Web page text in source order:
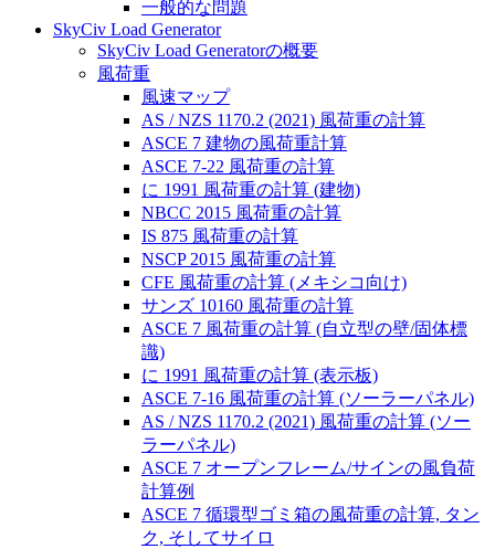
一般的な問題
SkyCiv Load Generator
SkyCiv Load Generatorの概要
風荷重
風速マップ
AS / NZS 1170.2 (2021) 風荷重の計算
ASCE 7 建物の風荷重計算
ASCE 7-22 風荷重の計算
に 1991 風荷重の計算 (建物)
NBCC 2015 風荷重の計算
IS 875 風荷重の計算
NSCP 2015 風荷重の計算
CFE 風荷重の計算 (メキシコ向け)
サンズ 10160 風荷重の計算
ASCE 7 風荷重の計算 (自立型の壁/固体標
識)
に 1991 風荷重の計算 (表示板)
ASCE 7-16 風荷重の計算 (ソーラーパネル)
AS / NZS 1170.2 (2021) 風荷重の計算 (ソー
ラーパネル)
ASCE 7 オープンフレーム/サインの風負荷
計算例
ASCE 7 循環型ゴミ箱の風荷重の計算, タン
ク, そしてサイロ